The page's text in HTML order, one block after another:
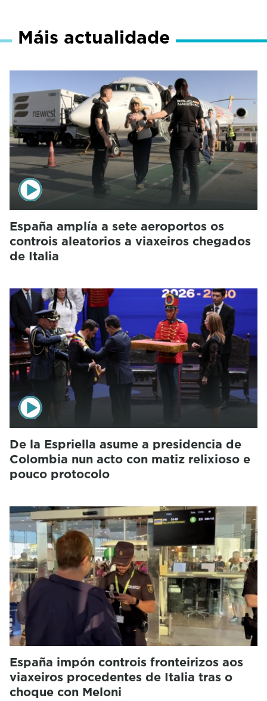
Máis actualidade
España amplía a sete aeroportos os
controis aleatorios a viaxeiros chegados
de Italia
De la Espriella asume a presidencia de
Colombia nun acto con matiz relixioso e
pouco protocolo
España impón controis fronteirizos aos
viaxeiros procedentes de Italia tras o
choque con Meloni